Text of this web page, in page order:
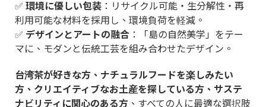
✅ 環境に優しい包装 ：リサイクル可能・生分解性・再
利用可能な材料を採用し、環境負荷を軽減。
✅ デザインとアートの融合 ：「島の自然美学」をテー
マに、モダンと伝統工芸を組み合わせたデザイン。
台湾茶が好きな方、ナチュラルフードを楽しみたい
方、クリエイティブなお土産を探している方、サステ
ナビリティに関心のある方 、すべての人に最適な選択肢